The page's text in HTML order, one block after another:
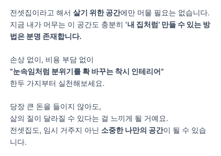
전셋집이라고 해서 살기 위한 공간에만 머물 필요는 없습니다.
지금 내가 머무는 이 공간도 충분히 ‘내 집처럼’ 만들 수 있는 방
법은 분명 존재합니다.
손상 없이, 비용 부담 없이
“눈속임처럼 분위기를 확 바꾸는 착시 인테리어”
한두 가지부터 실천해보세요.
당장 큰 돈을 들이지 않아도,
삶의 질이 달라질 수 있다는 걸 느끼게 될 거예요.
전셋집도, 임시 거주지 아닌 소중한 나만의 공간이 될 수 있습
니다.